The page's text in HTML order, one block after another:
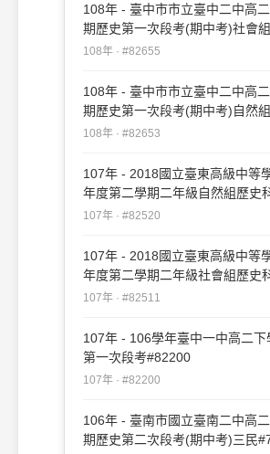
108年 - 臺中市市立臺中二中高
期歷史第一次段考(期中考)社會
108年 · #82655
108年 - 臺中市市立臺中二中高
期歷史第一次段考(期中考)自然
108年 · #82653
107年 - 2018國立臺東高級中等
年度第二學期二年級自然組歷史
中考試題#82520
107年 · #82520
107年 - 2018國立臺東高級中等
年度第二學期二年級社會組歷史
中考試題#82511
107年 · #82511
107年 - 106學年臺中一中高二下
第一次段考#82200
107年 · #82200
106年 - 臺南市國立臺南二中高
期歷史第二次段考(期中考)三民